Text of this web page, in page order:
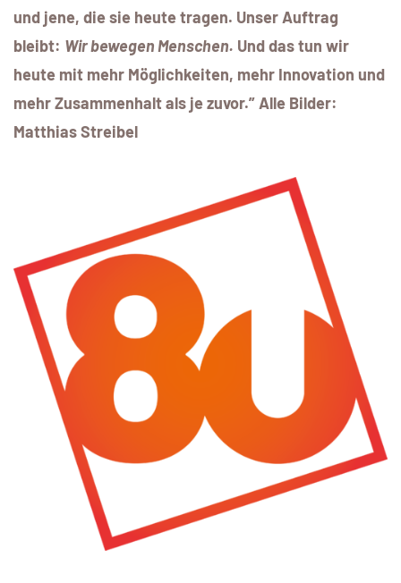
und jene, die sie heute tragen. Unser Auftrag
bleibt: Wir bewegen Menschen. Und das tun wir
heute mit mehr Möglichkeiten, mehr Innovation und
mehr Zusammenhalt als je zuvor.” Alle Bilder:
Matthias Streibel